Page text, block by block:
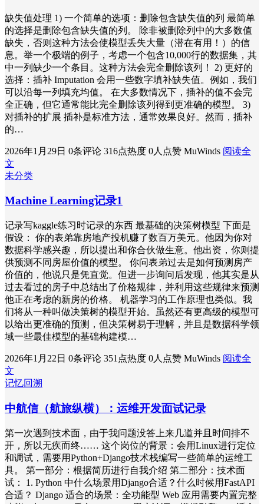
缺失值处理 1) 一个简单的选项：删除包含缺失值的列 最简单
的选择是删除包含缺失值的列。 除非被删除列中的大多数值
缺失，否则这种方法会使模型丢失大量（潜在有用！）的信
息。举一个极端的例子，考虑一个包含10,000行的数据集，其
中一列缺少一个条目。这种方法会完全删除该列！ 2) 更好的
选择：插补 Imputation 会用一些数字填补缺失值。例如，我们
可以沿每一列填充均值。 在大多数情况下，插补的值不会完
全正确，但它通常能比完全删除该列得到更准确的模型。 3)
对插补的扩展 插补是标准方法，通常效果良好。然而，插补
的…
2026年1月29日 0条评论 316点热度 0人点赞 MuWinds 阅读全
文
未分类
Machine Learning记录1
记录写kaggle练习时记录的东西 最基础的决策树模型 下面是
假设： 你的表弟靠房地产投机赚了数百万美元。他因为你对
数据科学感兴趣，所以提出和你合伙做生意。他出资，你则提
供预测不同房屋价值的模型。 你问表弟过去是如何预测房产
价值的，他说只是凭直觉。但进一步询问后发现，他其实是从
过去看过的房子中总结出了价格规律，并利用这些规律来预测
他正在考虑的新房的价格。 机器学习的工作原理也类似。我
们将从一种叫做决策树的模型开始。虽然还有更高级的模型可
以给出更准确的预测，但决策树易于理解，并且是数据科学领
域一些最佳模型的基础构建模…
2026年1月22日 0条评论 351点热度 0人点赞 MuWinds 阅读全
文
记忆回溯
中航信（航旅纵横）：运维开发面试记录
第一次遇到技术面，由于我问题没答上来几道并且时间排不
开，所以无疾而终…… 这个岗位的背景：会用Linux进行定位
和调试，需要用Python+Django技术栈编写一些简单的运维工
具。 第一部分：根据简历进行自我介绍 第二部分：技术面
试： 1. Python 中什么场景用Django合适？什么时候用FastAPI
合适？ Django 适合的场景：​全功能型 Web 应用​需要内置完整